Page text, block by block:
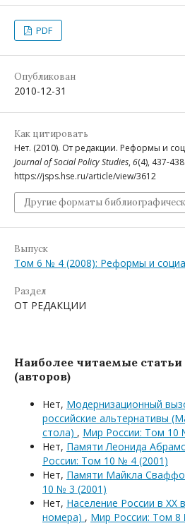
PDF
Опубликован
2010-12-31
Как цитировать
Нет. (2010). От редакции. Реформы и
Journal of Social Policy Studies, 6(4), 437-
https://jsps.hse.ru/article/view/3612
Другие форматы
Выпуск
Том 6 № 4 (2008): Реформы и
Раздел
ОТ РЕДАКЦИИ
Наиболее читаемые статьи
(авторов)
Нет, Модернизационный
российские альтернативы
стола) , Мир России: Том 10
Нет, Памяти Леонида
России: Том 10 № 4 (2001)
Нет, Памяти Майкла
10 № 3 (2001)
Нет, Население России в XX
номера) , Мир России: Том 8